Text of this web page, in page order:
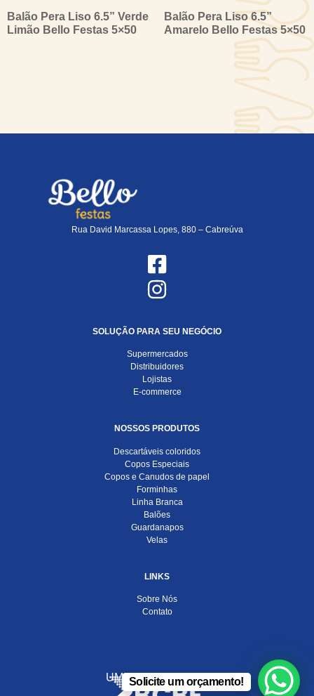
Balão Pera Liso 6.5” Verde
Limão Bello Festas 5×50
Balão Pera Liso 6.5”
Amarelo Bello Festas 5×50
Rua David Marcassa Lopes, 880 – Cabreúva
SOLUÇÃO PARA SEU NEGÓCIO
Supermercados
Distribuidores
Lojistas
E-commerce
NOSSOS PRODUTOS
Descartáveis coloridos
Copos Especiais
Copos e Canudos de papel
Forminhas
Linha Branca
Balões
Guardanapos
Velas
LINKS
Sobre Nós
Contato
UMA EMPRESA DO
Solicite um orçamento!